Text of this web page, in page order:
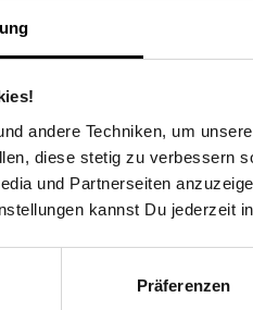
andere Techniken, um
diese stetig zu verbessern
und Partnerseiten
kannst Du jederzeit
Präferenzen
bis harter, direkter Strahl)
mit einfachem Schalter bedient
von ca. 200 Stunden
Griff
oder auf dem Rücken